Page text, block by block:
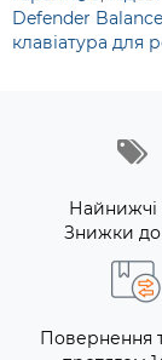
Defender
клавіатура для
Найнижчі
Знижки до
Повернення